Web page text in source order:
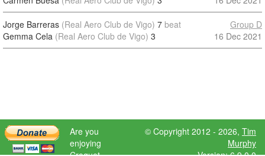
Jorge Barreras (Real Aero Club de Vigo) 7 beat
Gemma Cela (Real Aero Club de Vigo) 3
Group D
16 Dec 2021
Are you
enjoying
© Copyright 2012 - 2026, Tim
Murphy